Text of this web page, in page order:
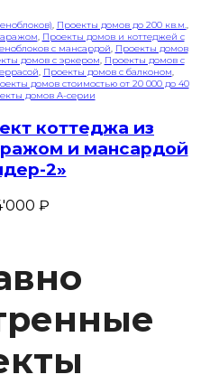
, Проекты домов до 200 кв.м.,
, Проекты домов и коттеджей с
с мансардой, Проекты домов
домов с эркером, Проекты домов с
, Проекты домов с балконом,
домов стоимостью от 20 000 до 40
домов A-серии
коттеджа из
и мансардой
2»
₽